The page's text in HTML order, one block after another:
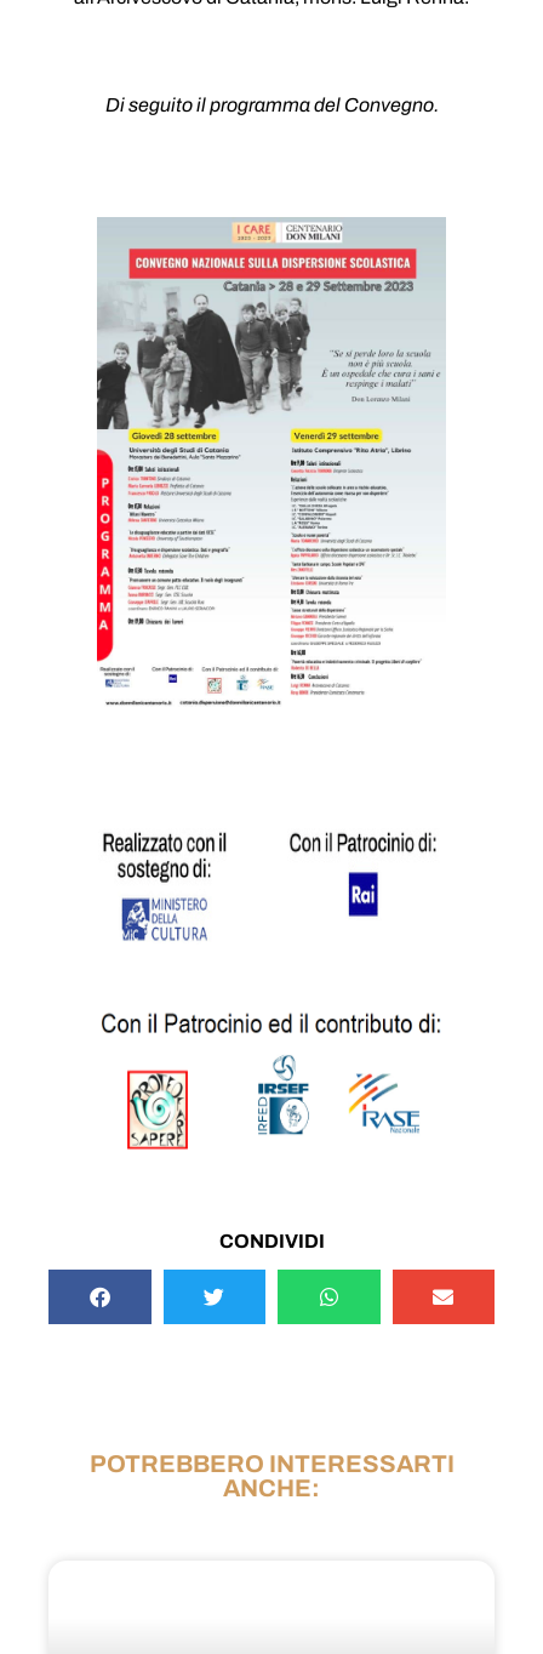
Di seguito il programma del Convegno.
CONDIVIDI
POTREBBERO INTERESSARTI
ANCHE: